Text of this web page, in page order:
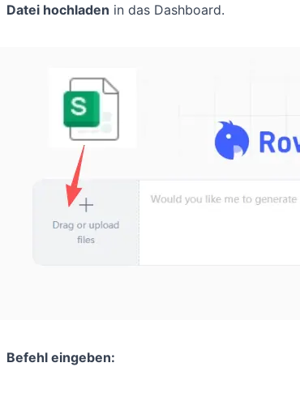
Datei hochladen in das Dashboard.
Befehl eingeben: